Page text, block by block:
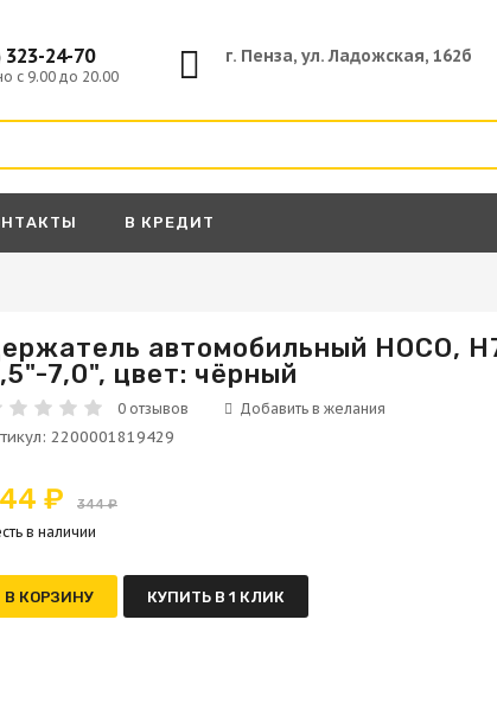
323-24-70
с 9.00 до 20.00
г. Пенза, ул. Ладожская, 162б
В КРЕДИТ
автомобильный HOCO,
7,0", цвет: чёрный
0 отзывов
: 2200001819429
₽ 344 ₽
в наличии
В КОРЗИНУ КУПИТЬ В 1 КЛИК